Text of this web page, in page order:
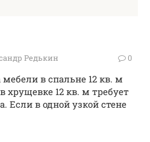
Редькин 0
в спальне 12 кв. м
хрущевке 12 кв. м требует
Если в одной узкой стене